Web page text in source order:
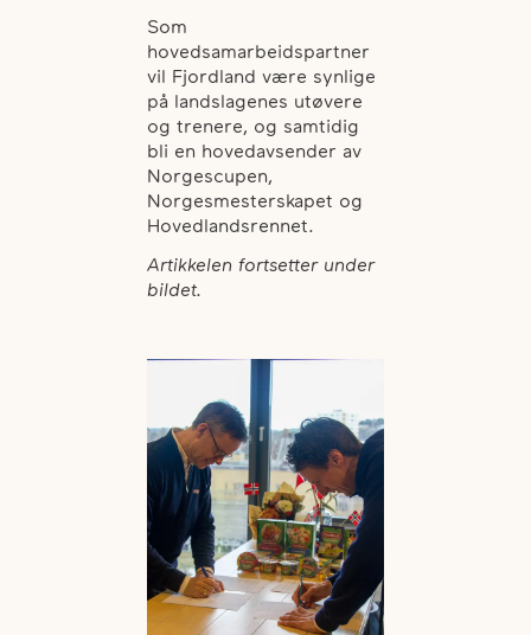
Som
hovedsamarbeidspartner
vil Fjordland være synlige
på landslagenes utøvere
og trenere, og samtidig
bli en hovedavsender av
Norgescupen,
Norgesmesterskapet og
Hovedlandsrennet.
Artikkelen fortsetter under
bildet.